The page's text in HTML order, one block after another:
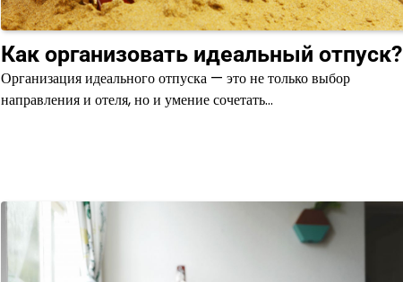
Как организовать идеальный отпуск?
Организация идеального отпуска — это не только выбор
направления и отеля, но и умение сочетать…